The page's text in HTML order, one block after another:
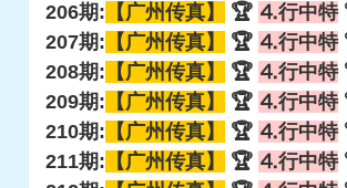
206期: 【广州传真】 🏆 ⒋行中特
207期: 【广州传真】 🏆 ⒋行中特
208期: 【广州传真】 🏆 ⒋行中特
209期: 【广州传真】 🏆 ⒋行中特
210期: 【广州传真】 🏆 ⒋行中特
211期: 【广州传真】 🏆 ⒋行中特